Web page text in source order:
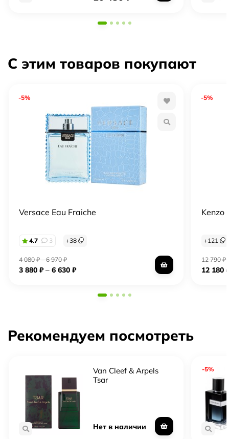
С этим товаров покупают
-5%
Versace Eau Fraiche
4.7 3 +38
4 080₽–6 970₽
3 880₽–6 630₽
-5%
Kenzo
+121
12 790₽
12 180
Рекомендуем посмотреть
Van Cleef & Arpels
Tsar
Нет в наличии
-5%